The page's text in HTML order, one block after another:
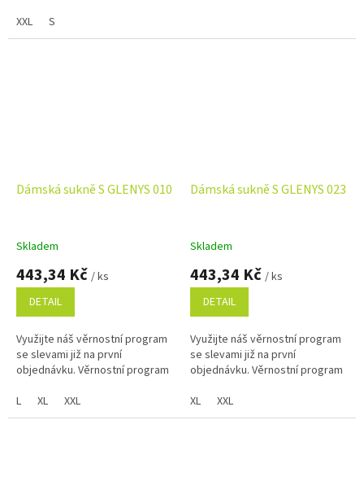
XXL S
Dámská sukně S GLENYS 010
Skladem
443,34 Kč / ks
DETAIL
Využijte náš věrnostní program
se slevami již na první
objednávku. Věrnostní program
L
XL XXL
Dámská sukně S GLENYS 023
Skladem
443,34 Kč / ks
DETAIL
Využijte náš věrnostní program
se slevami již na první
objednávku. Věrnostní program
XL
XXL